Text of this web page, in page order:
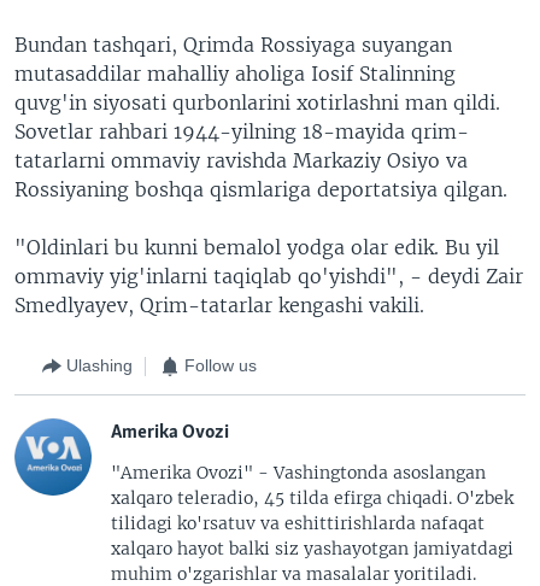
Bundan tashqari, Qrimda Rossiyaga suyangan
mutasaddilar mahalliy aholiga Iosif Stalinning
quvg'in siyosati qurbonlarini xotirlashni man qildi.
Sovetlar rahbari 1944-yilning 18-mayida qrim-
tatarlarni ommaviy ravishda Markaziy Osiyo va
Rossiyaning boshqa qismlariga deportatsiya qilgan.
"Oldinlari bu kunni bemalol yodga olar edik. Bu yil
ommaviy yig'inlarni taqiqlab qo'yishdi", - deydi Zair
Smedlyayev, Qrim-tatarlar kengashi vakili.
Ulashing Follow us
Amerika Ovozi
"Amerika Ovozi" - Vashingtonda asoslangan
xalqaro teleradio, 45 tilda efirga chiqadi. O'zbek
tilidagi ko'rsatuv va eshittirishlarda nafaqat
xalqaro hayot balki siz yashayotgan jamiyatdagi
muhim o'zgarishlar va masalalar yoritiladi.